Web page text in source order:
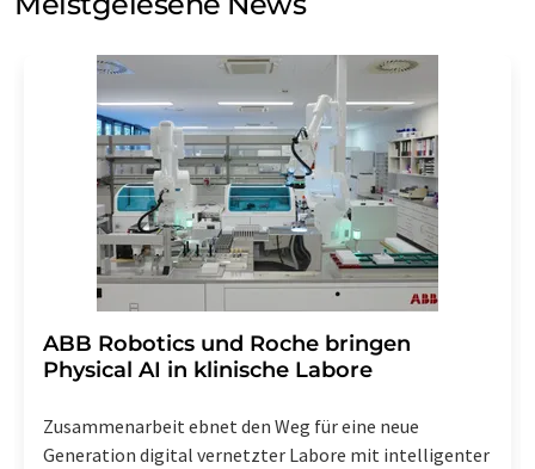
Einwilligung können Sie jederzeit ohne Angabe von
Str. 2, 12489 Berlin oder per E-Mail unter
widerruf@lumitos.commit Wirkung für die Zukunft
widerrufen. Zudem ist in jeder E-Mail ein Link zur
Abbestellung des entsprechenden Newsletters
enthalten.
​​​​​​​ABB Robotics und Roche bringen
Physical AI in klinische Labore
Zusammenarbeit ebnet den Weg für eine neue
Generation digital vernetzter Labore mit intelligenter